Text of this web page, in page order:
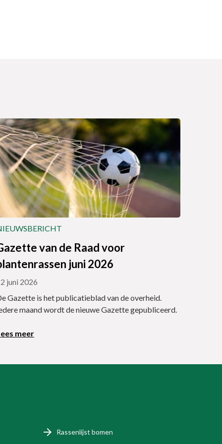
van de Raad voor
juni 2026
juni 2026
Gazette is het publicatieblad van de overheid.
maand wordt de nieuwe Gazette gepubliceerd.
meer
Rassenlijst bomen